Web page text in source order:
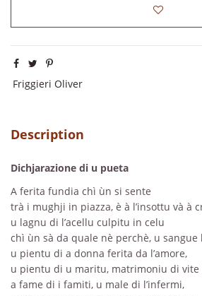
Friggieri Oliver
Description
Dichjarazione di u pueta
A ferita fundia chì ùn si sente
trà i mughji in piazza, è à l’insottu và à
u lagnu di l’acellu culpitu in celu
chì ùn sà da quale nè perchè, u sangue
u pientu di a donna ferita da l’amore,
u pientu di u maritu, matrimoniu di
a fame di i famiti, u male di l’infermi,